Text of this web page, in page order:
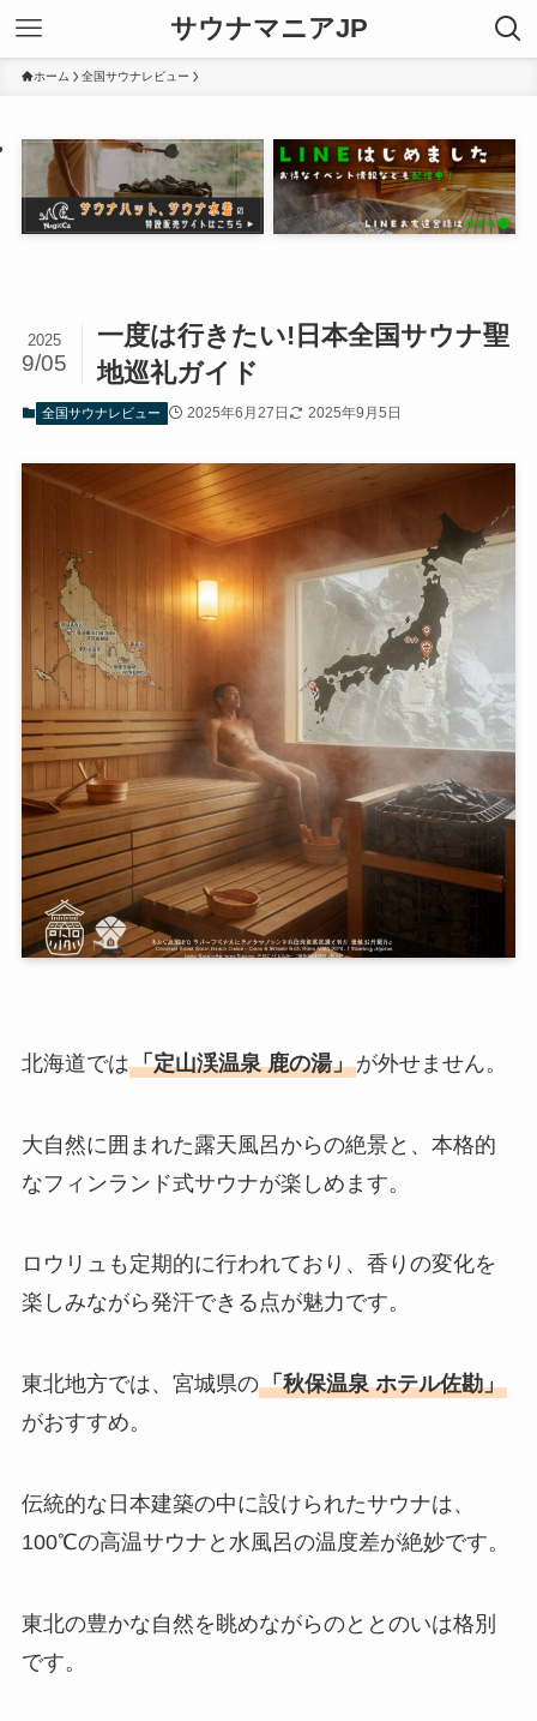
サウナマニアJP
ホーム 全国サウナレビュー
一度は行きたい!日本全国サウナ聖
地巡礼ガイド
2025
9/05
全国サウナレビュー 2025年6月27日 2025年9月5日
北海道では「定山渓温泉 鹿の湯」が外せません。
大自然に囲まれた露天風呂からの絶景と、本格的
なフィンランド式サウナが楽しめます。
ロウリュも定期的に行われており、香りの変化を
楽しみながら発汗できる点が魅力です。
東北地方では、宮城県の「秋保温泉 ホテル佐勘」
がおすすめ。
伝統的な日本建築の中に設けられたサウナは、
100℃の高温サウナと水風呂の温度差が絶妙です。
東北の豊かな自然を眺めながらのととのいは格別
です。